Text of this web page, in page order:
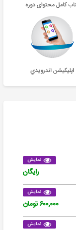
کامل محتوای دوره
اپليکيشن اندرويدي
نمایش
رایگان
نمایش
۶۰۰,۰۰۰ تومان
نمایش